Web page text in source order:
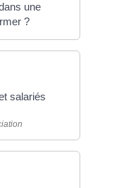
une
?
salariés